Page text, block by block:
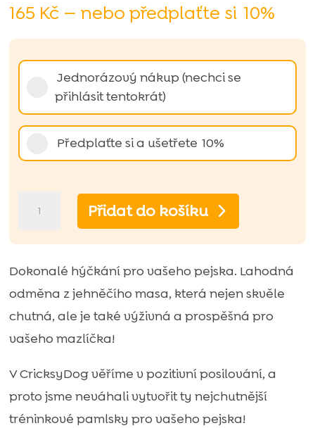
4.92z 5
na základě
zákazníků
165 Kč — nebo předplaťte si 10%
Zvolte
nákupu
Jednorázový nákup (nechci se
přihlásit tentokrát)
Předplaťte si a ušetřete 10%
pochoutka
s
rýží
(tréninková
pochoutka)
200g
množství
Přidat do košíku
Dokonalé hýčkání pro vašeho pejska. Lahodná
odměna z jehněčího masa, která nejen skvěle
chutná, ale je také výživná a prospěšná pro
vašeho mazlíčka!
V CricksyDog věříme v pozitivní posilování, a
proto jsme neváhali vytvořit ty nejchutnější
tréninkové pamlsky pro vašeho pejska!